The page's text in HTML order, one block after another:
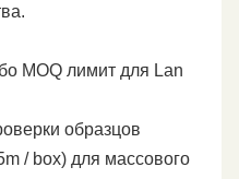
MOQ лимит для Lan
образцов
/ box) для массового